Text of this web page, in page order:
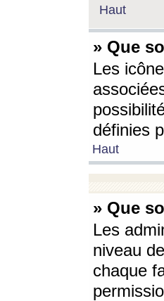
Haut
» Que
Les
définies
Haut
» Que
Les
niveau
chaque